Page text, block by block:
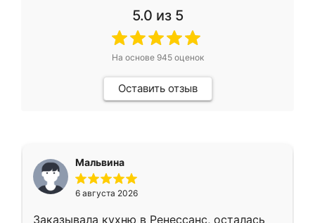
5.0 из 5
На основе 945оценок
Оставить отзыв
Мальвина
6 августа 2026
Заказывала кухню в Ренессанс, осталась